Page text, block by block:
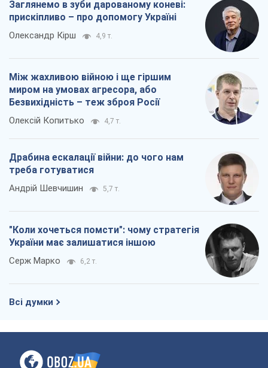
Заглянемо в зуби дарованому коневі:
прискіпливо – про допомогу Україні
Олександр Кірш 4,9 т.
Між жахливою війною і ще гіршим
миром на умовах агресора, або
Безвихідність – теж зброя Росії
Олексій Копитько 4,7 т.
Драбина ескалації війни: до чого нам
треба готуватися
Андрій Шевчишин 5,7 т.
"Коли хочеться помсти": чому стратегія
України має залишатися іншою
Серж Марко 6,2 т.
Всі думки